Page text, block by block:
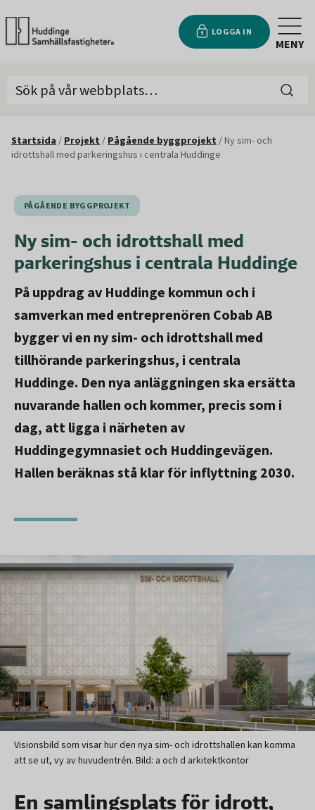
LOGGA IN
MENY
Startsida / Projekt / Pågående byggprojekt / Ny sim- och
idrottshall med parkeringshus i centrala Huddinge
PÅGÅENDE BYGGPROJEKT
Ny sim- och idrottshall med
parkeringshus i centrala Huddinge
På uppdrag av Huddinge kommun och i
samverkan med entreprenören Cobab AB
bygger vi en ny sim- och idrottshall med
tillhörande parkeringshus, i centrala
Huddinge. Den nya anläggningen ska ersätta
nuvarande hallen och kommer, precis som i
dag, att ligga i närheten av
Huddingegymnasiet och Huddingevägen.
Hallen beräknas stå klar för inflyttning 2030.
Visionsbild som visar hur den nya sim- och idrottshallen kan komma
att se ut, vy av huvudentrén. Bild: a och d arkitektkontor
En samlingsplats för idrott,